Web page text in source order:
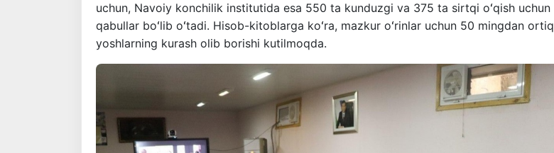
uchun, Navoiy konchilik institutida esa 550 ta kunduzgi va 375 ta sirtqi oʻqish uchun
qabullar boʻlib oʻtadi. Hisob-kitoblarga koʻra, mazkur oʻrinlar uchun 50 mingdan ortiq
yoshlarning kurash olib borishi kutilmoqda.